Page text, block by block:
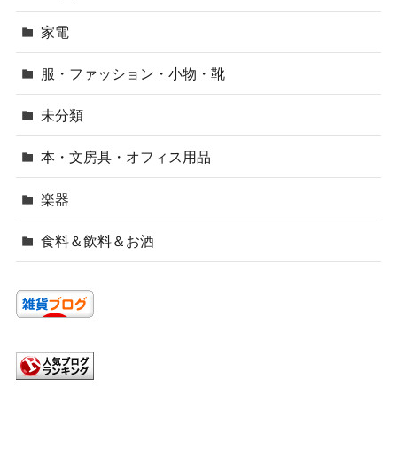
家電
服・ファッション・小物・靴
未分類
本・文房具・オフィス用品
楽器
食料＆飲料＆お酒